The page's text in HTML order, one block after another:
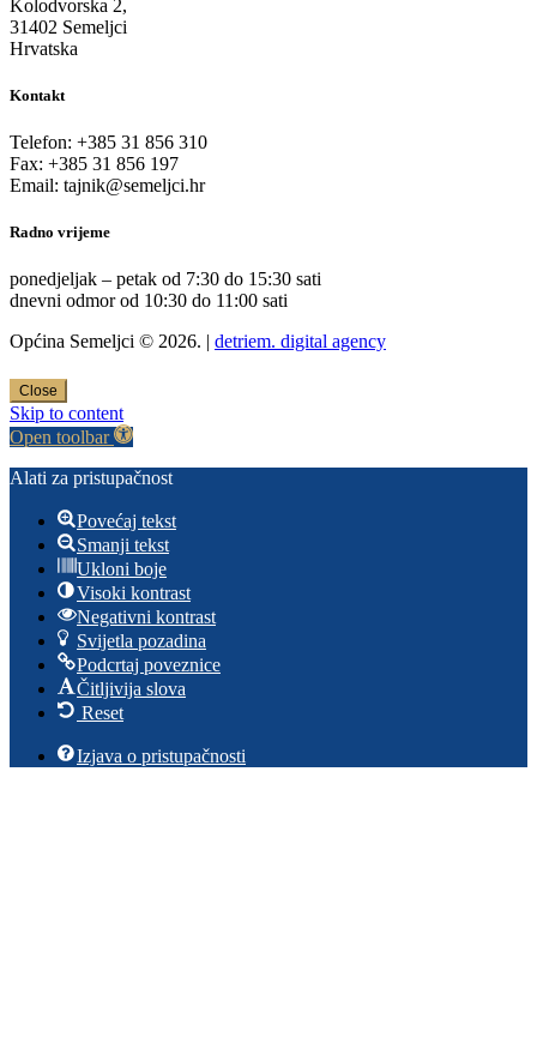
Kolodvorska 2,
31402 Semeljci
Hrvatska
Kontakt
Telefon: +385 31 856 310
Fax: +385 31 856 197
Email: tajnik@semeljci.hr
Radno vrijeme
ponedjeljak – petak od 7:30 do 15:30 sati
dnevni odmor od 10:30 do 11:00 sati
Općina Semeljci © 2026. | detriem. digital agency
Close
Skip to content
Open toolbar
Alati za pristupačnost
Povećaj tekst
Smanji tekst
Ukloni boje
Visoki kontrast
Negativni kontrast
Svijetla pozadina
Podcrtaj poveznice
Čitljivija slova
Reset
Izjava o pristupačnosti